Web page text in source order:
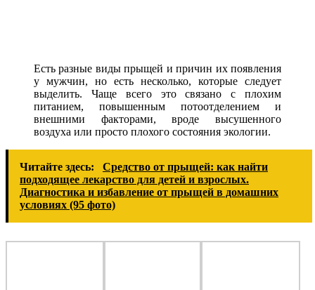
Есть разные виды прыщей и причин их появления
у мужчин, но есть несколько, которые следует
выделить. Чаще всего это связано с плохим
питанием, повышенным потоотделением и
внешними факторами, вроде высушенного
воздуха или просто плохого состояния экологии.
Читайте здесь:
Средство от прыщей: как найти
подходящее лекарство для детей и взрослых.
Диагностика и избавление от прыщей в домашних
условиях (95 фото)